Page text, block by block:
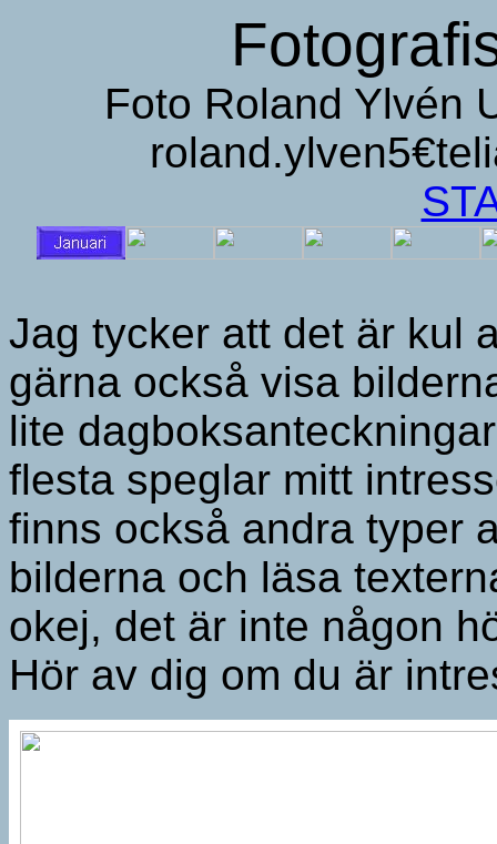
Foto Roland
Jag tycker att det är kul
gärna också visa
lite
flesta speglar mitt
finns också andra typer
bilderna och läsa
okej, det är inte någon
Hör av dig om du är